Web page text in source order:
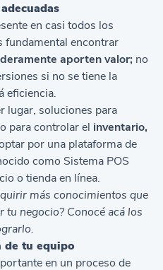
en casi todos los
fundamental encontrar
aporten valor; no
si no se tiene la
eficiencia.
lugar, soluciones para
para controlar el inventario,
por una plataforma de
como Sistema POS
o tienda en línea.
más conocimientos que
tu negocio? Conocéacá los
de tu equipo
en un proceso de